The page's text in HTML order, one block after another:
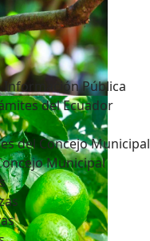
Información Pública
del Ecuador
del Concejo Municipal
Municipal